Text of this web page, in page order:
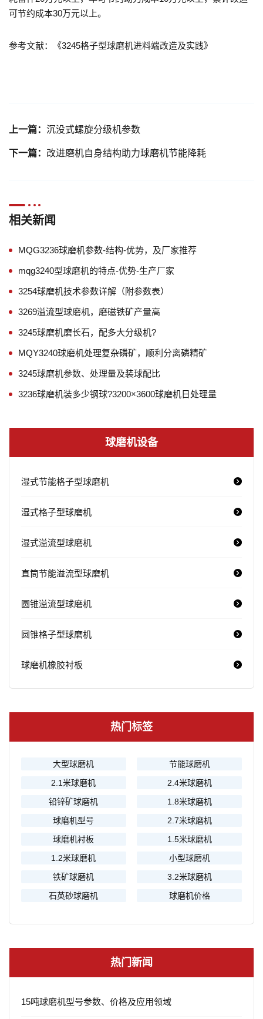
可节约成本30万元以上。
参考文献：《3245格子型球磨机进料端改造及实践》
上一篇： 沉没式螺旋分级机参数
下一篇： 改进磨机自身结构助力球磨机节能降耗
相关新闻
MQG3236球磨机参数-结构-优势，及厂家推荐
mqg3240型球磨机的特点-优势-生产厂家
3254球磨机技术参数详解（附参数表）
3269溢流型球磨机，磨磁铁矿产量高
3245球磨机磨长石，配多大分级机?
MQY3240球磨机处理复杂磷矿，顺利分离磷精矿
3245球磨机参数、处理量及装球配比
3236球磨机装多少钢球?3200×3600球磨机日处理量
球磨机设备
湿式节能格子型球磨机
湿式格子型球磨机
湿式溢流型球磨机
直筒节能溢流型球磨机
圆锥溢流型球磨机
圆锥格子型球磨机
球磨机橡胶衬板
热门标签
大型球磨机
节能球磨机
2.1米球磨机
2.4米球磨机
铅锌矿球磨机
1.8米球磨机
球磨机型号
2.7米球磨机
球磨机衬板
1.5米球磨机
1.2米球磨机
小型球磨机
铁矿球磨机
3.2米球磨机
石英砂球磨机
球磨机价格
热门新闻
15吨球磨机型号参数、价格及应用领域